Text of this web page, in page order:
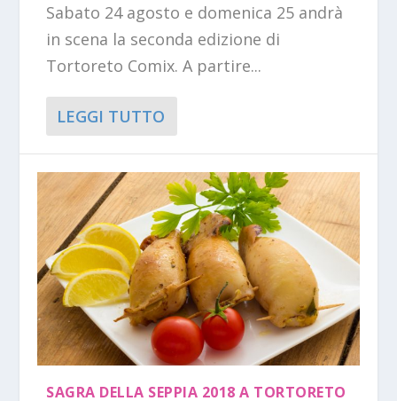
Sabato 24 agosto e domenica 25 andrà
in scena la seconda edizione di
Tortoreto Comix. A partire...
LEGGI TUTTO
SAGRA DELLA SEPPIA 2018 A TORTORETO